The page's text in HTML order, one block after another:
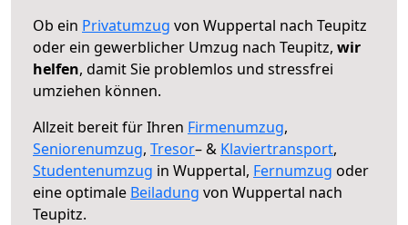
Ob ein Privatumzug von Wuppertal nach Teupitz
oder ein gewerblicher Umzug nach Teupitz, wir
helfen, damit Sie problemlos und stressfrei
umziehen können.
Allzeit bereit für Ihren Firmenumzug,
Seniorenumzug, Tresor– & Klaviertransport,
Studentenumzug in Wuppertal, Fernumzug oder
eine optimale Beiladung von Wuppertal nach
Teupitz.